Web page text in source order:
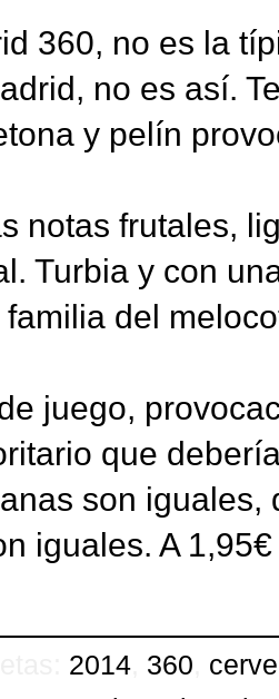
360, no es la
no es así.
y pelín
notas frutales,
Turbia y con
familia del
juego,
que
son iguales,
iguales. A
2014 360